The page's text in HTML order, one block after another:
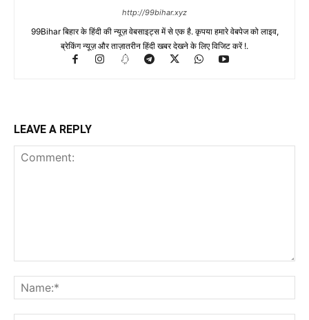
http://99bihar.xyz
99Bihar बिहार के हिंदी की न्यूज़ वेबसाइट्स में से एक है. कृपया हमारे वेबपेज को लाइव,
ब्रेकिंग न्यूज़ और ताज़ातरीन हिंदी खबर देखने के लिए विजिट करें !.
LEAVE A REPLY